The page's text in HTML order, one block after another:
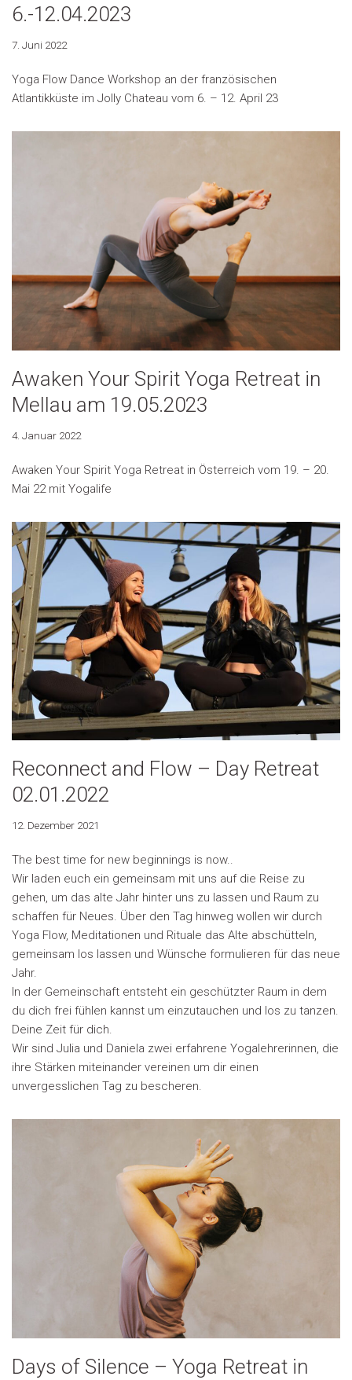
6.-12.04.2023
7. Juni 2022
Yoga Flow Dance Workshop an der französischen
Atlantikküste im Jolly Chateau vom 6. – 12. April 23
Awaken Your Spirit Yoga Retreat in
Mellau am 19.05.2023
4. Januar 2022
Awaken Your Spirit Yoga Retreat in Österreich vom 19. – 20.
Mai 22 mit Yogalife
Reconnect and Flow – Day Retreat
02.01.2022
12. Dezember 2021
The best time for new beginnings is now..
Wir laden euch ein gemeinsam mit uns auf die Reise zu
gehen, um das alte Jahr hinter uns zu lassen und Raum zu
schaffen für Neues. Über den Tag hinweg wollen wir durch
Yoga Flow, Meditationen und Rituale das Alte abschütteln,
gemeinsam los lassen und Wünsche formulieren für das neue
Jahr.
In der Gemeinschaft entsteht ein geschützter Raum in dem
du dich frei fühlen kannst um einzutauchen und los zu tanzen.
Deine Zeit für dich.
Wir sind Julia und Daniela zwei erfahrene Yogalehrerinnen, die
ihre Stärken miteinander vereinen um dir einen
unvergesslichen Tag zu bescheren.
Days of Silence – Yoga Retreat in